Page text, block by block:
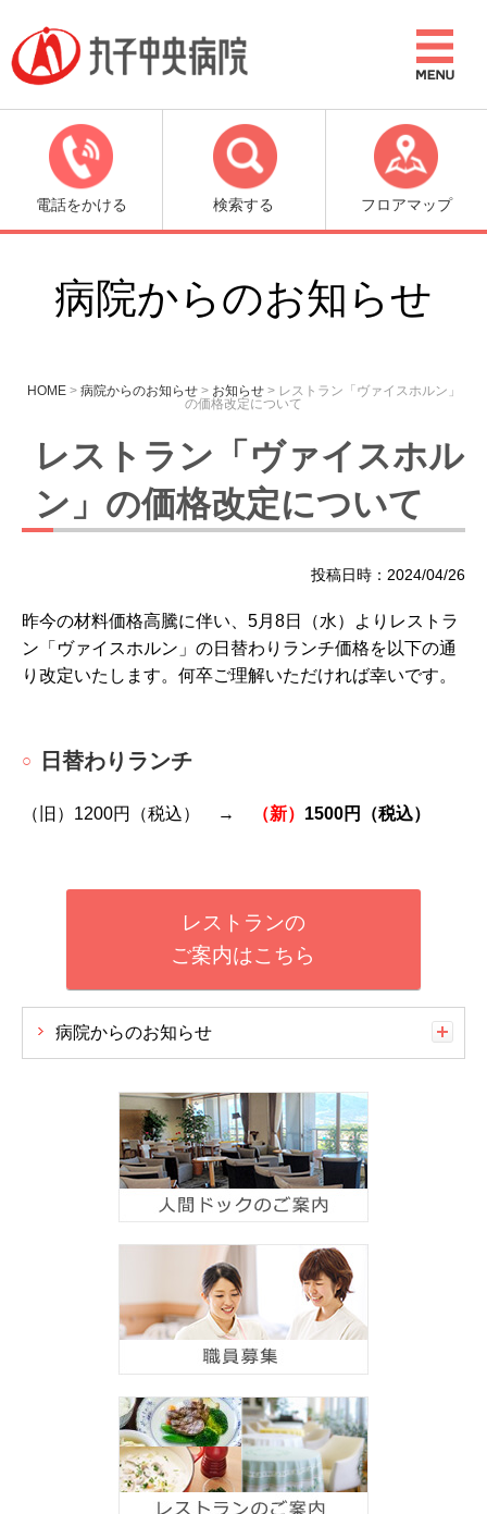
電話をかける 検索する フロアマップ
病院からのお知らせ
HOME> 病院からのお知らせ> お知らせ> レストラン「ヴァイスホルン」
の価格改定について
レストラン「ヴァイスホル
ン」の価格改定について
投稿日時：2024/04/26
昨今の材料価格高騰に伴い、5月8日（水）よりレストラ
ン「ヴァイスホルン」の日替わりランチ価格を以下の通
り改定いたします。何卒ご理解いただければ幸いです。
日替わりランチ
（旧）1200円（税込） → （新） 1500円（税込）
レストランの
ご案内はこちら
病院からのお知らせ